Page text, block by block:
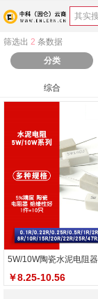
筛选出 2 条数据
分类
综合
￥8.25-10.56